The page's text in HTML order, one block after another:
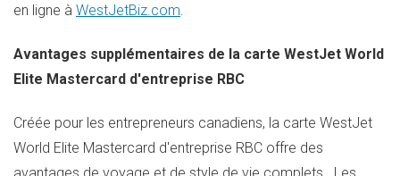
en ligne à WestJetBiz.com.
Avantages supplémentaires de la carte WestJet World
Elite Mastercard d'entreprise RBC
Créée pour les entrepreneurs canadiens, la carte WestJet
World Elite Mastercard d'entreprise RBC offre des
avantages de voyage et de style de vie complets. Les